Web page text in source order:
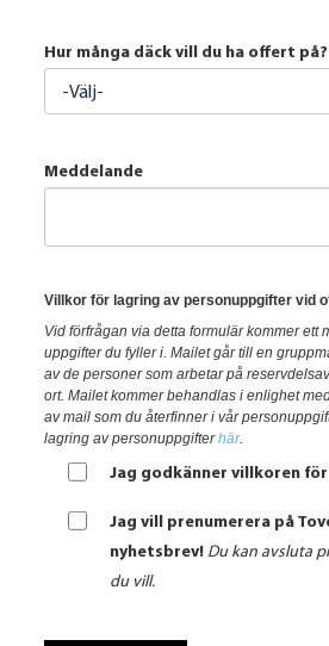
Hur många däck vill du ha offert på?
Meddelande
Villkor för lagring av personuppgifter vid
Vid förfrågan via detta formulär kommer ett
uppgifter du fyller i. Mailet går till en
av de personer som arbetar på
ort. Mailet kommer behandlas i enlighet
av mail som du återfinner i vår
lagring av personuppgifterhär.
Jag godkänner villkoren
Jag vill prenumerera på
nyhetsbrev! Du kan avsluta
du vill.